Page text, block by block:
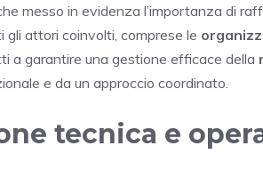
messo in evidenza l’importanza di
gli attori coinvolti, comprese le
a garantire una gestione efficace della
e da un approccio coordinato.
tecnica e